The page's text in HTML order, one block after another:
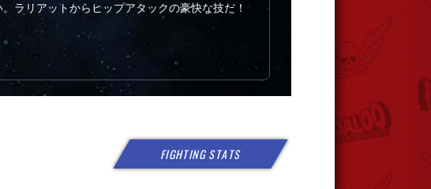
。ラリアットからヒップアタックの豪快な技だ！
FIGHTING STATS